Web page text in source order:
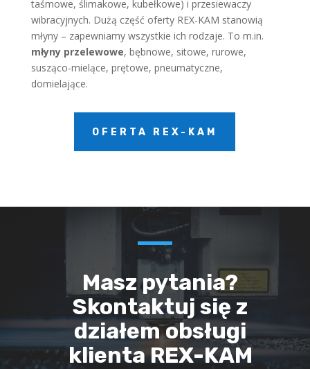
taśmowe, ślimakowe, kubełkowe) i przesiewaczy
wibracyjnych. Dużą część oferty REX-KAM stanowią
młyny – zapewniamy wszystkie ich rodzaje. To m.in.
młyny przelewowe, bębnowe, sitowe, rurowe,
susząco-mielące, prętowe, pneumatyczne,
domielające.
OFERTA REX-KAM
Masz pytania?
Skontaktuj się z
działem obsługi
klienta REX-KAM